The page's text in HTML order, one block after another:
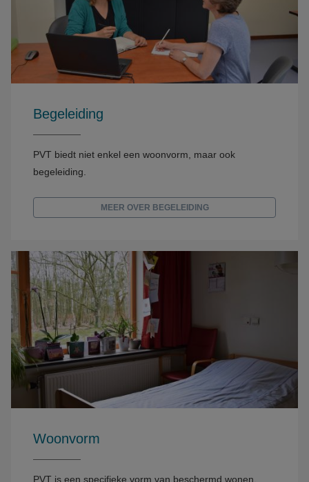
Begeleiding
PVT biedt niet enkel een woonvorm, maar ook
begeleiding.
MEER OVER BEGELEIDING
Woonvorm
PVT is een specifieke vorm van beschermd wonen.